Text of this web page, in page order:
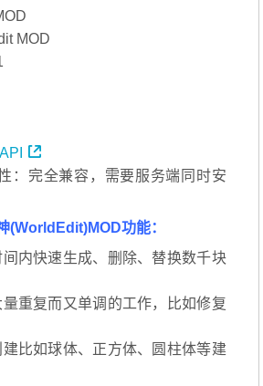
MOD
：完全兼容，需要服务端同时安
(WorldEdit)MOD功能：
内快速生成、删除、替换数千块
重复而又单调的工作，比如修复
比如球体、正方体、圆柱体等建